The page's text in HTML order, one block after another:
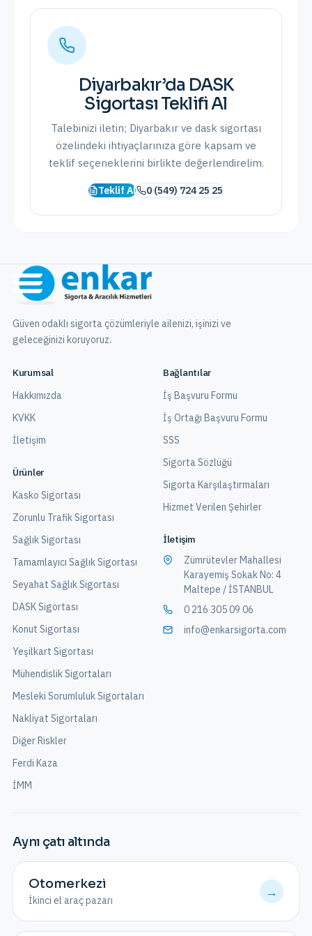
Diyarbakır’da DASK
Sigortası Teklifi Al
Talebinizi iletin; Diyarbakır ve dask sigortası
özelindeki ihtiyaçlarınıza göre kapsam ve
teklif seçeneklerini birlikte değerlendirelim.
Teklif Al 0 (549) 724 25 25
Güven odaklı sigorta çözümleriyle ailenizi, işinizi ve
geleceğinizi koruyoruz.
Kurumsal
Hakkımızda
KVKK
İletişim
Ürünler
Kasko Sigortası
Zorunlu Trafik Sigortası
Sağlık Sigortası
Tamamlayıcı Sağlık Sigortası
Seyahat Sağlık Sigortası
DASK Sigortası
Konut Sigortası
Yeşilkart Sigortası
Mühendislik Sigortaları
Mesleki Sorumluluk Sigortaları
Nakliyat Sigortaları
Diğer Riskler
Ferdi Kaza
İMM
Bağlantılar
İş Başvuru Formu
İş Ortağı Başvuru Formu
SSS
Sigorta Sözlüğü
Sigorta Karşılaştırmaları
Hizmet Verilen Şehirler
İletişim
Zümrütevler Mahallesi
Karayemiş Sokak No: 4
Maltepe / İSTANBUL
0 216 305 09 06
info@enkarsigorta.com
Aynı çatı altında
Otomerkezi
İkinci el araç pazarı
→